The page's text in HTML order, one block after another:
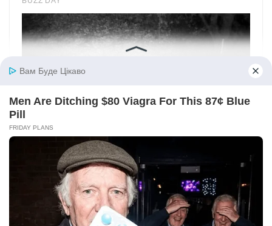
Вам Буде Цікаво
Men Are Ditching $80 Viagra For This 87¢ Blue
Pill
FRIDAY PLANS